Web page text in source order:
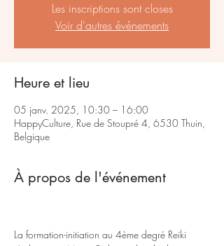
Les inscriptions sont closes
Voir d'autres événements
Heure et lieu
05 janv. 2025, 10:30 – 16:00
HappyCulture, Rue de Stoupré 4, 6530 Thuin,
Belgique
À propos de l'événement
La formation-initiation au 4ème degré Reiki